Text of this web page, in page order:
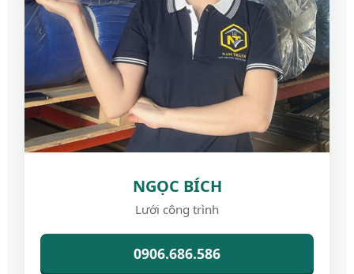
NGỌC BÍCH
Lưới công trình
0906.686.586